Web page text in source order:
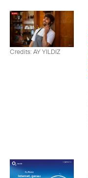
Credits: AY YILDIZ